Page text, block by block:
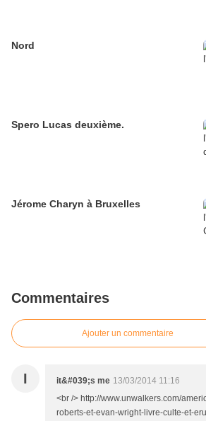
Nord
Spero Lucas deuxième.
Jérome Charyn à Bruxelles
Commentaires
Ajouter un commentaire
I it&#039;s me 13/03/2014 11:16
<br /> http://www.unwalkers.com/
roberts-et-evan-wright-livre-culte-et-